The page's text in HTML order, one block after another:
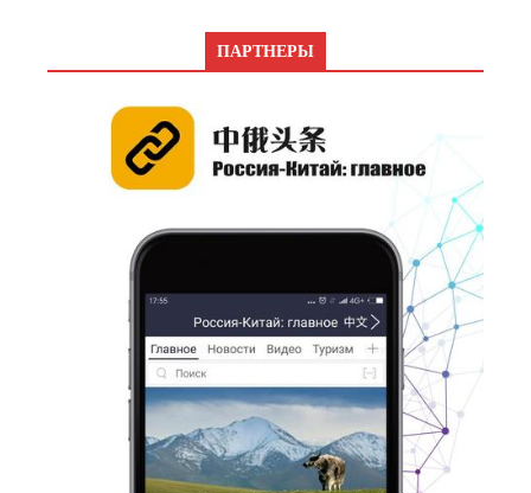
ПАРТНЕРЫ